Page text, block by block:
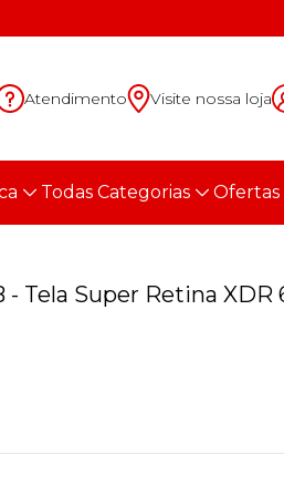
Atendimento Visite nossa loja
Todas Categorias Ofertas
- Tela Super Retina XDR